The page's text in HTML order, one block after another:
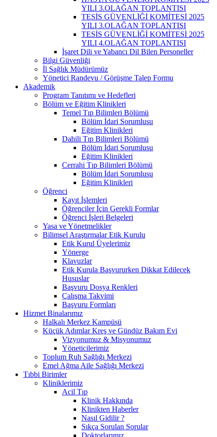
YILI 3.OLAĞAN TOPLANTISI
TESİS GÜVENLİĞİ KOMİTESİ 2025
YILI 3.OLAĞAN TOPLANTISI
TESİS GÜVENLİĞİ KOMİTESİ 2025
YILI 4.OLAĞAN TOPLANTISI
İşaret Dili ve Yabancı Dil Bilen Personeller
Bilgi Güvenliği
İl Sağlık Müdürümüz
Yönetici Randevu / Görüşme Talep Formu
Akademik
Program Tanıtımı ve Hedefleri
Bölüm ve Eğitim Klinikleri
Temel Tıp Bilimleri Bölümü
Bölüm İdari Sorumlusu
Eğitim Klinikleri
Dahili Tıp Bilimleri Bölümü
Bölüm İdari Sorumlusu
Eğitim Klinikleri
Cerrahi Tıp Bilimleri Bölümü
Bölüm İdari Sorumlusu
Eğitim Klinikleri
Öğrenci
Kayıt İşlemleri
Öğrenciler İçin Gerekli Formlar
Öğrenci İşleri Belgeleri
Yasa ve Yönetmelikler
Bilimsel Araştırmalar Etik Kurulu
Etik Kurul Üyelerimiz
Yönerge
Klavuzlar
Etik Kurula Başvururken Dikkat Edilecek
Hususlar
Başvuru Dosya Renkleri
Çalışma Takvimi
Başvuru Formları
Hizmet Binalarımız
Halkalı Merkez Kampüsü
Küçük Adımlar Kreş ve Gündüz Bakım Evi
Vizyonumuz & Misyonumuz
Yöneticilerimiz
Toplum Ruh Sağlığı Merkezi
Emel Ağma Aile Sağlığı Merkezi
Tıbbi Birimler
Kliniklerimiz
Acil Tıp
Klinik Hakkında
Klinikten Haberler
Nasıl Gidilir ?
Sıkça Sorulan Sorular
Doktorlarımız